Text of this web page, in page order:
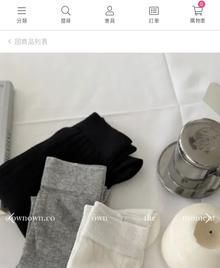
分類 搜尋 會員 訂單
0
購物車
回商品列表